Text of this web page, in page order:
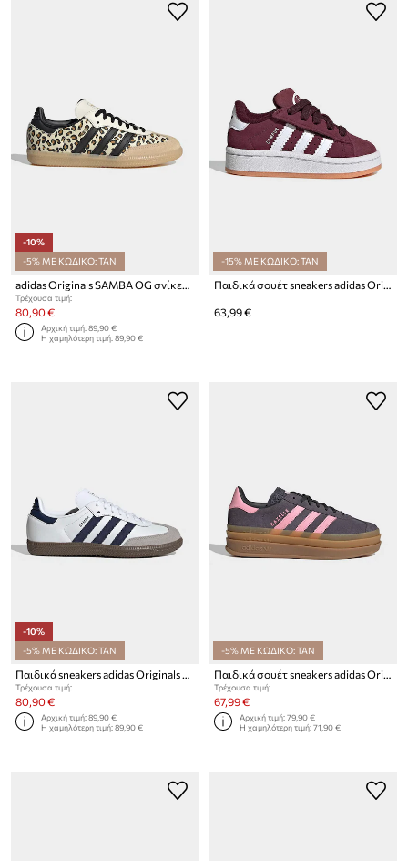
-10%
-5% ΜΕ ΚΩΔΙΚΟ: TAN
Τρέχουσα τιμή:
80,90 €
Αρχική τιμή:89,90 €
Η χαμηλότερη τιμή:89,90 €
-15% ΜΕ ΚΩΔΙΚΟ: TAN
63,99 €
-10%
-5% ΜΕ ΚΩΔΙΚΟ: TAN
Παιδικά sneakers adidas Originals SAMBA OG
Τρέχουσα τιμή:
80,90 €
Αρχική τιμή:89,90 €
Η χαμηλότερη τιμή:89,90 €
-5% ΜΕ ΚΩΔΙΚΟ: TAN
Παιδικά σουέτ sneakers adidas Originals GAZELLE BOLD
Τρέχουσα τιμή:
67,99 €
Αρχική τιμή:79,90 €
Η χαμηλότερη τιμή:71,90 €